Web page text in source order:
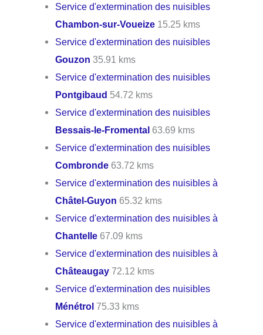
Service d'extermination des nuisibles
Chambon-sur-Voueize 15.25 kms
Service d'extermination des nuisibles
Gouzon 35.91 kms
Service d'extermination des nuisibles
Pontgibaud 54.72 kms
Service d'extermination des nuisibles
Bessais-le-Fromental 63.69 kms
Service d'extermination des nuisibles
Combronde 63.72 kms
Service d'extermination des nuisibles à
Châtel-Guyon 65.32 kms
Service d'extermination des nuisibles à
Chantelle 67.09 kms
Service d'extermination des nuisibles à
Châteaugay 72.12 kms
Service d'extermination des nuisibles
Ménétrol 75.33 kms
Service d'extermination des nuisibles à